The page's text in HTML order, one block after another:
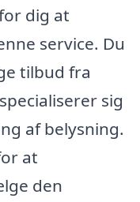
dig at
service. Du
tilbud fra
sig
af belysning.
at
den